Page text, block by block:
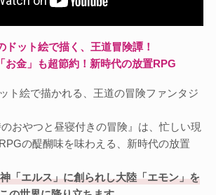
ドット絵で描く、王道冒険譚！
お金」も超節約！新時代の放置RPG
ト絵で描かれる、王道の冒険ファンタジ
のおやつと昼寝付きの冒険』は、忙しい現
の醍醐味を味わえる、新時代の放置
「エルス」に創られし大陸「エモン」を